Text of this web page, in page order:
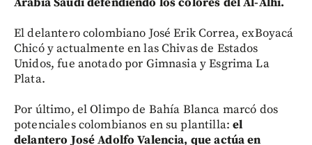
El delantero colombiano José Erik Correa, exBoyacá
Chicó y actualmente en las Chivas de Estados
Unidos, fue anotado por Gimnasia y Esgrima La
Plata.
Por último, el Olimpo de Bahía Blanca marcó dos
potenciales colombianos en su plantilla:el
delantero José Adolfo Valencia, que actúa en